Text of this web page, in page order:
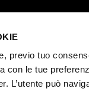
previo tuo
con le tue
L’utente può